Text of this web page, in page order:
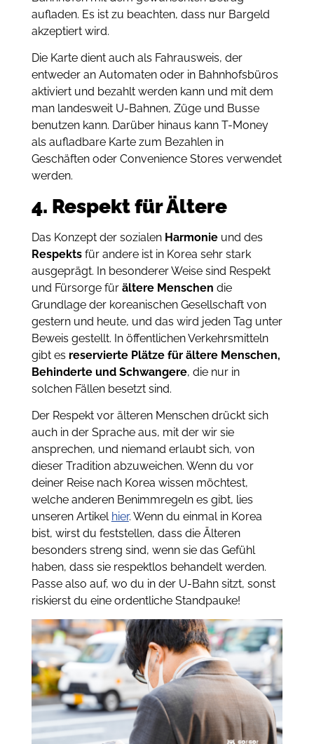
aufladen. Es ist zu beachten, dass nur Bargeld
akzeptiert wird.
Die Karte dient auch als Fahrausweis, der
entweder an Automaten oder in Bahnhofsbüros
aktiviert und bezahlt werden kann und mit dem
man landesweit U-Bahnen, Züge und Busse
benutzen kann. Darüber hinaus kann T-Money
als aufladbare Karte zum Bezahlen in
Geschäften oder Convenience Stores verwendet
werden.
4. Respekt für Ältere
Das Konzept der sozialen Harmonieund des
Respektsfür andere ist in Korea sehr stark
ausgeprägt. In besonderer Weise sind Respekt
und Fürsorge für ältere Menschen die
Grundlage der koreanischen Gesellschaft von
gestern und heute, und das wird jeden Tag unter
Beweis gestellt. In öffentlichen Verkehrsmitteln
gibt es reservierte Plätze für ältere Menschen,
Behinderte und Schwangere, die nur in
solchen Fällen besetzt sind.
Der Respekt vor älteren Menschen drückt sich
auch in der Sprache aus, mit der wir sie
ansprechen, und niemand erlaubt sich, von
dieser Tradition abzuweichen. Wenn du vor
deiner Reise nach Korea wissen möchtest,
welche anderen Benimmregeln es gibt, lies
unseren Artikel hier. Wenn du einmal in Korea
bist, wirst du feststellen, dass die Älteren
besonders streng sind, wenn sie das Gefühl
haben, dass sie respektlos behandelt werden.
Passe also auf, wo du in der U-Bahn sitzt, sonst
riskierst du eine ordentliche Standpauke!